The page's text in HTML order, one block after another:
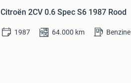
Citroën 2CV 0.6 Spec S6 1987 Rood
1987 64.000 km Benzine